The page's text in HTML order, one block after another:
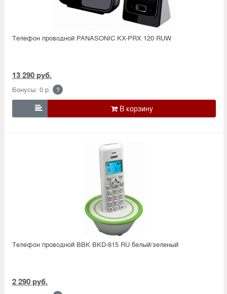
Телефон проводной PANASONIC KX-PRX 120 RUW
13 290 руб.
Бонусы: 0 р. ?

Телефон проводной BBK BKD-815 RU белый/зеленый
2 290 руб.